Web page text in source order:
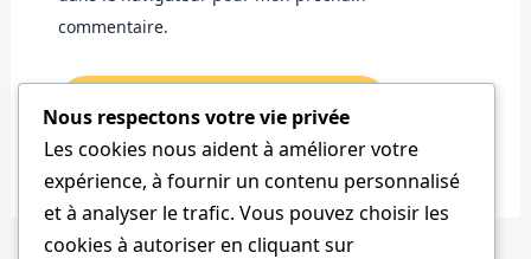
commentaire.
Nous respectons votre vie privée
Les cookies nous aident à améliorer votre
expérience, à fournir un contenu personnalisé
et à analyser le trafic. Vous pouvez choisir les
cookies à autoriser en cliquant sur